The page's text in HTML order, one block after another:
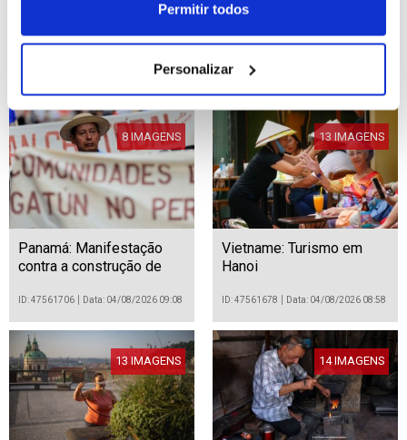
Permitir todos
Personalizar
militares em Taipé
Data: 05/08/2026 09:13
em Kharkiv
ID: 47561778
8 IMAGENS
Panamá: Manifestação
contra a construção de
Índio
ID: 47561706 Data: 04/08/2026 09:08
13 IMAGENS
Vietname: Turismo em
Hanoi
ID: 47561678 Data: 04/08/2026 08:58
13 IMAGENS 14 IMAGENS